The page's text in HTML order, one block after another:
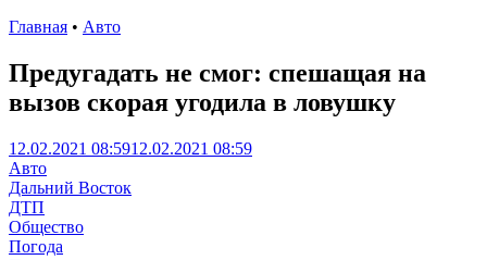
Главная • Авто
Предугадать не смог: спешащая на
вызов скорая угодила в ловушку
12.02.2021 08:5912.02.2021 08:59
Авто
Дальний Восток
ДТП
Общество
Погода